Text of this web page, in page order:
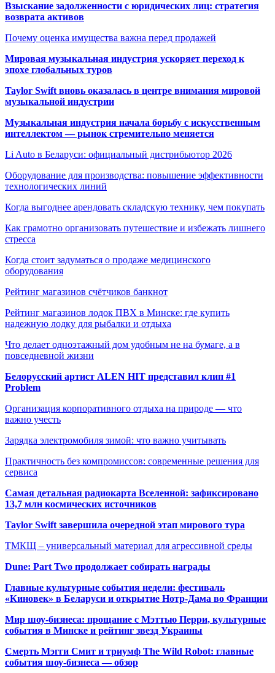
Взыскание задолженности с юридических лиц: стратегия
возврата активов
Почему оценка имущества важна перед продажей
Мировая музыкальная индустрия ускоряет переход к
эпохе глобальных туров
Taylor Swift вновь оказалась в центре внимания мировой
музыкальной индустрии
Музыкальная индустрия начала борьбу с искусственным
интеллектом — рынок стремительно меняется
Li Auto в Беларуси: официальный дистрибьютор 2026
Оборудование для производства: повышение эффективности
технологических линий
Когда выгоднее арендовать складскую технику, чем покупать
Как грамотно организовать путешествие и избежать лишнего
стресса
Когда стоит задуматься о продаже медицинского
оборудования
Рейтинг магазинов счётчиков банкнот
Рейтинг магазинов лодок ПВХ в Минске: где купить
надежную лодку для рыбалки и отдыха
Что делает одноэтажный дом удобным не на бумаге, а в
повседневной жизни
Белорусский артист ALEN HIT представил клип #1
Problem
Организация корпоративного отдыха на природе — что
важно учесть
Зарядка электромобиля зимой: что важно учитывать
Практичность без компромиссов: современные решения для
сервиса
Самая детальная радиокарта Вселенной: зафиксировано
13,7 млн космических источников
Taylor Swift завершила очередной этап мирового тура
ТМКЩ – универсальный материал для агрессивной среды
Dune: Part Two продолжает собирать награды
Главные культурные события недели: фестиваль
«Киновек» в Беларуси и открытие Нотр-Дама во Франции
Мир шоу-бизнеса: прощание с Мэттью Перри, культурные
события в Минске и рейтинг звезд Украины
Смерть Мэгги Смит и триумф The Wild Robot: главные
события шоу-бизнеса — обзор